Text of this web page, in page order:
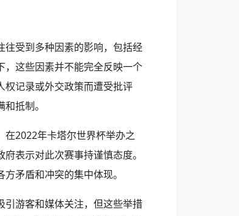
往受到多种因素的影响，包括经
，这些因素并不能完全反映一个
权记录或外交政策而遭受批评
抵制。
在2022年卡塔尔世界杯举办之
表示对此次赛事持谨慎态度。
矛盾和冲突的集中体现。
引游客和媒体关注，但这些举措